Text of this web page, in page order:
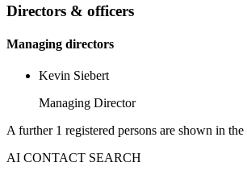
Directors & officers
Managing directors
Kevin Siebert
Managing Director
A further 1 registered persons are shown in
AI CONTACT SEARCH